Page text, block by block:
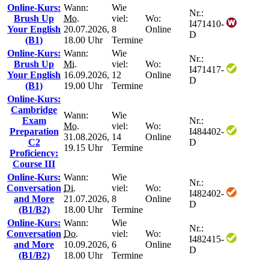
Online-Kurs:
Brush Up
Your English
(B1)
Wann:
Mo.
20.07.2026,
18.00 Uhr
Wie
viel:
8
Termine
Wo:
Online
Nr.:
I471410-
D
Online-Kurs:
Brush Up
Your English
(B1)
Wann:
Mi.
16.09.2026,
19.00 Uhr
Wie
viel:
12
Termine
Wo:
Online
Nr.:
I471417-
D
Online-Kurs:
Cambridge
Exam
Preparation
C2
Proficiency:
Course III
Wann:
Mo.
31.08.2026,
19.15 Uhr
Wie
viel:
14
Termine
Wo:
Online
Nr.:
I484402-
D
Online-Kurs:
Conversation
and More
(B1/B2)
Wann:
Di.
21.07.2026,
18.00 Uhr
Wie
viel:
8
Termine
Wo:
Online
Nr.:
I482402-
D
Online-Kurs:
Conversation
and More
(B1/B2)
Wann:
Do.
10.09.2026,
18.00 Uhr
Wie
viel:
6
Termine
Wo:
Online
Nr.:
I482415-
D